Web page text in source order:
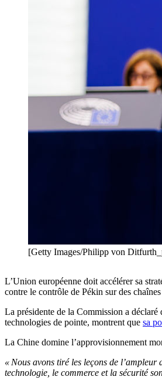
[Getty Images/Philipp von
L’Union européenne doit accélérer sa
contre le contrôle de Pékin sur des
La présidente de la Commission a déclaré
technologies de pointe, montrent que sa
La Chine domine l’approvisionnement
« Nous avons tiré les leçons de l’ampleur
technologie, le commerce et la sécurité